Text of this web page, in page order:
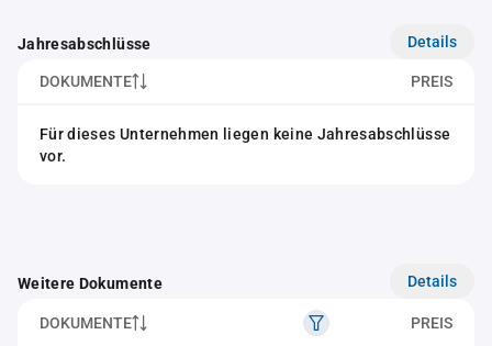
Jahresabschlüsse Details
DOKUMENTE PREIS
Für dieses Unternehmen liegen keine Jahresabschlüsse
vor.
Weitere Dokumente Details
DOKUMENTE PREIS